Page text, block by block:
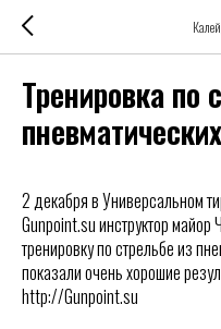
Тренировка по
2 декабря в Универсальном
Gunpoint.su инструктор
тренировку по стрельбе из
показали очень хорошие
http://Gunpoint.su